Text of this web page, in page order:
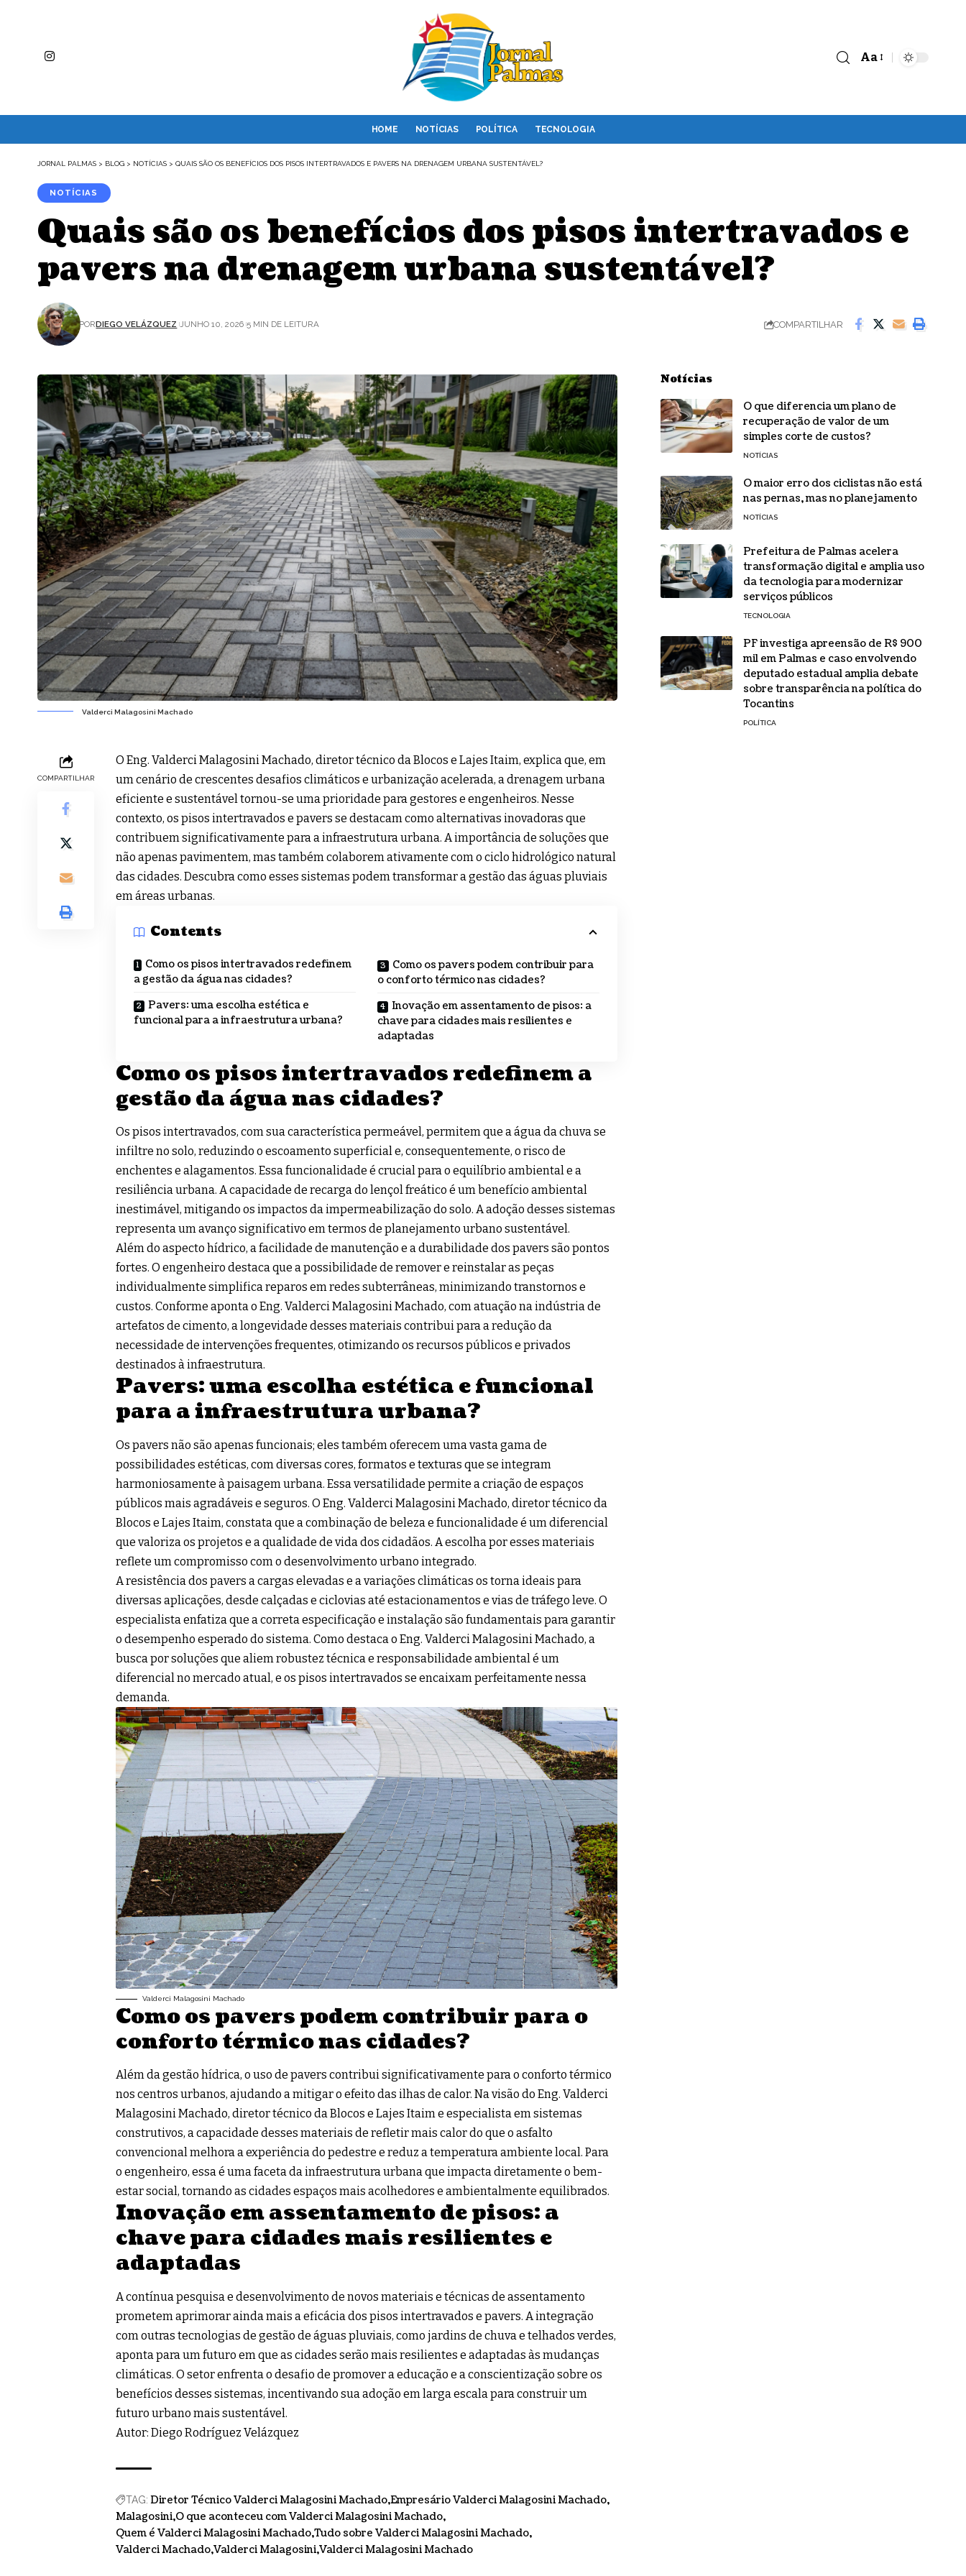
Aa
HOME NOTÍCIAS POLÍTICA TECNOLOGIA
JORNAL PALMAS > BLOG > NOTÍCIAS > QUAIS SÃO OS BENEFÍCIOS DOS PISOS INTERTRAVADOS E PAVERS NA DRENAGEM URBANA SUSTENTÁVEL?
NOTÍCIAS
Quais são os benefícios dos pisos intertravados e
pavers na drenagem urbana sustentável?
PORDIEGO VELÁZQUEZ JUNHO 10, 2026 5 MIN DE LEITURA COMPARTILHAR
Valderci Malagosini Machado
COMPARTILHAR
O Eng. Valderci Malagosini Machado, diretor técnico da Blocos e Lajes Itaim, explica que, em
um cenário de crescentes desafios climáticos e urbanização acelerada, a drenagem urbana
eficiente e sustentável tornou-se uma prioridade para gestores e engenheiros. Nesse
contexto, os pisos intertravados e pavers se destacam como alternativas inovadoras que
contribuem significativamente para a infraestrutura urbana. A importância de soluções que
não apenas pavimentem, mas também colaborem ativamente com o ciclo hidrológico natural
das cidades. Descubra como esses sistemas podem transformar a gestão das águas pluviais
em áreas urbanas.
Contents
Como os pisos intertravados redefinem
a gestão da água nas cidades?
Pavers: uma escolha estética e
funcional para a infraestrutura urbana?
Como os pavers podem contribuir para
o conforto térmico nas cidades?
Inovação em assentamento de pisos: a
chave para cidades mais resilientes e
adaptadas
Como os pisos intertravados redefinem a
gestão da água nas cidades?
Os pisos intertravados, com sua característica permeável, permitem que a água da chuva se
infiltre no solo, reduzindo o escoamento superficial e, consequentemente, o risco de
enchentes e alagamentos. Essa funcionalidade é crucial para o equilíbrio ambiental e a
resiliência urbana. A capacidade de recarga do lençol freático é um benefício ambiental
inestimável, mitigando os impactos da impermeabilização do solo. A adoção desses sistemas
representa um avanço significativo em termos de planejamento urbano sustentável.
Além do aspecto hídrico, a facilidade de manutenção e a durabilidade dos pavers são pontos
fortes. O engenheiro destaca que a possibilidade de remover e reinstalar as peças
individualmente simplifica reparos em redes subterrâneas, minimizando transtornos e
custos. Conforme aponta o Eng. Valderci Malagosini Machado, com atuação na indústria de
artefatos de cimento, a longevidade desses materiais contribui para a redução da
necessidade de intervenções frequentes, otimizando os recursos públicos e privados
destinados à infraestrutura.
Pavers: uma escolha estética e funcional
para a infraestrutura urbana?
Os pavers não são apenas funcionais; eles também oferecem uma vasta gama de
possibilidades estéticas, com diversas cores, formatos e texturas que se integram
harmoniosamente à paisagem urbana. Essa versatilidade permite a criação de espaços
públicos mais agradáveis e seguros. O Eng. Valderci Malagosini Machado, diretor técnico da
Blocos e Lajes Itaim, constata que a combinação de beleza e funcionalidade é um diferencial
que valoriza os projetos e a qualidade de vida dos cidadãos. A escolha por esses materiais
reflete um compromisso com o desenvolvimento urbano integrado.
A resistência dos pavers a cargas elevadas e a variações climáticas os torna ideais para
diversas aplicações, desde calçadas e ciclovias até estacionamentos e vias de tráfego leve. O
especialista enfatiza que a correta especificação e instalação são fundamentais para garantir
o desempenho esperado do sistema. Como destaca o Eng. Valderci Malagosini Machado, a
busca por soluções que aliem robustez técnica e responsabilidade ambiental é um
diferencial no mercado atual, e os pisos intertravados se encaixam perfeitamente nessa
demanda.
Valderci Malagosini Machado
Como os pavers podem contribuir para o
conforto térmico nas cidades?
Além da gestão hídrica, o uso de pavers contribui significativamente para o conforto térmico
nos centros urbanos, ajudando a mitigar o efeito das ilhas de calor. Na visão do Eng. Valderci
Malagosini Machado, diretor técnico da Blocos e Lajes Itaim e especialista em sistemas
construtivos, a capacidade desses materiais de refletir mais calor do que o asfalto
convencional melhora a experiência do pedestre e reduz a temperatura ambiente local. Para
o engenheiro, essa é uma faceta da infraestrutura urbana que impacta diretamente o bem-
estar social, tornando as cidades espaços mais acolhedores e ambientalmente equilibrados.
Inovação em assentamento de pisos: a
chave para cidades mais resilientes e
adaptadas
A contínua pesquisa e desenvolvimento de novos materiais e técnicas de assentamento
prometem aprimorar ainda mais a eficácia dos pisos intertravados e pavers. A integração
com outras tecnologias de gestão de águas pluviais, como jardins de chuva e telhados verdes,
aponta para um futuro em que as cidades serão mais resilientes e adaptadas às mudanças
climáticas. O setor enfrenta o desafio de promover a educação e a conscientização sobre os
benefícios desses sistemas, incentivando sua adoção em larga escala para construir um
futuro urbano mais sustentável.
Autor: Diego Rodríguez Velázquez
TAG: Diretor Técnico Valderci Malagosini Machado Empresário Valderci Malagosini Machado
Malagosini O que aconteceu com Valderci Malagosini Machado
Quem é Valderci Malagosini Machado Tudo sobre Valderci Malagosini Machado
Valderci Machado Valderci Malagosini Valderci Malagosini Machado
Notícias
O que diferencia um plano de
recuperação de valor de um
simples corte de custos?
NOTÍCIAS
O maior erro dos ciclistas não está
nas pernas, mas no planejamento
NOTÍCIAS
Prefeitura de Palmas acelera
transformação digital e amplia uso
da tecnologia para modernizar
serviços públicos
TECNOLOGIA
PF investiga apreensão de R$ 900
mil em Palmas e caso envolvendo
deputado estadual amplia debate
sobre transparência na política do
Tocantins
POLÍTICA